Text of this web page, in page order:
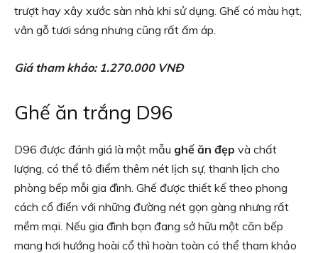
trượt hay xây xước sàn nhà khi sử dụng. Ghế có màu hạt,
vân gỗ tươi sáng nhưng cũng rất ấm áp.
Giá tham khảo: 1.270.000 VNĐ
Ghế ăn trắng D96
D96 được đánh giá là một mẫu ghế ăn đẹp và chất
lượng, có thể tô điểm thêm nét lịch sự, thanh lịch cho
phòng bếp mỗi gia đình. Ghế được thiết kế theo phong
cách cổ điển với những đường nét gọn gàng nhưng rất
mềm mại. Nếu gia đình bạn đang sở hữu một căn bếp
mang hơi hướng hoài cổ thì hoàn toàn có thể tham khảo